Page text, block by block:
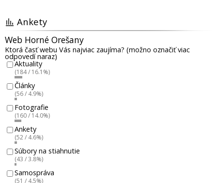
Ankety
Web Horné Orešany
Ktorá časť webu Vás najviac zaujíma? (možno označiť viac
odpovedí naraz)
Aktuality
(184 / 16.1%)
Články
(56 / 4.9%)
Fotografie
(160 / 14.0%)
Ankety
(52 / 4.6%)
Súbory na stiahnutie
(43 / 3.8%)
Samospráva
(51 / 4.5%)